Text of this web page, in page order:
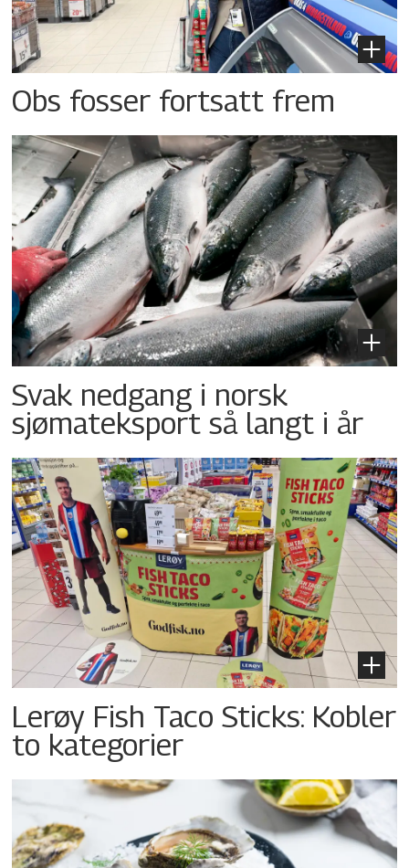
Obs fosser fortsatt frem
Svak nedgang i norsk
sjømateksport så langt i år
Lerøy Fish Taco Sticks: Kobler
to kategorier